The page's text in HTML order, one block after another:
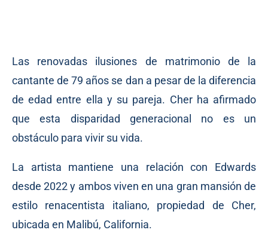
Las renovadas ilusiones de matrimonio de la
cantante de 79 años se dan a pesar de la diferencia
de edad entre ella y su pareja. Cher ha afirmado
que esta disparidad generacional no es un
obstáculo para vivir su vida.
La artista mantiene una relación con Edwards
desde 2022 y ambos viven en una gran mansión de
estilo renacentista italiano, propiedad de Cher,
ubicada en Malibú, California.